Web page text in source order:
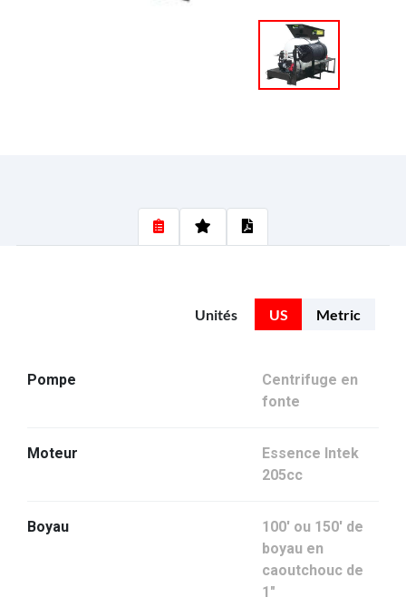
Unités US Metric
Pompe
Centrifuge en
fonte
Moteur
Essence Intek
205cc
Boyau
100' ou 150' de
boyau en
caoutchouc de
1"